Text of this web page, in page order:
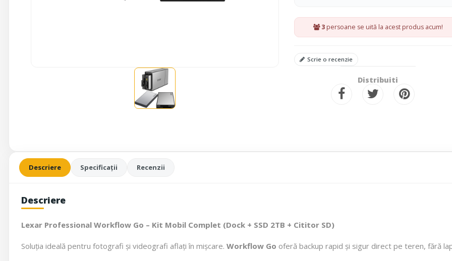
3persoane se uită la acest produs acum!
Scrie o recenzie
Distribuiti
Descriere Specificații Recenzii
Descriere
Lexar Professional Workflow Go – Kit Mobil Complet (Dock + SSD 2TB + Cititor SD)
Soluția ideală pentru fotografi și videografi aflați în mișcare. Workflow Go oferă backup rapid și sigur direct pe teren, fără